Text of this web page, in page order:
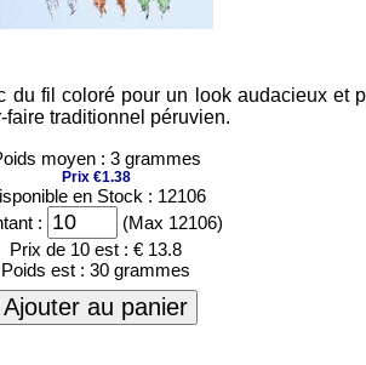
fil coloré pour un look audacieux
traditionnel péruvien.
moyen : 3 grammes
Prix €1.38
en Stock : 12106
:
(Max 12106)
Prix de 10 est : € 13.8
Poids est : 30 grammes
Ajouter au panier